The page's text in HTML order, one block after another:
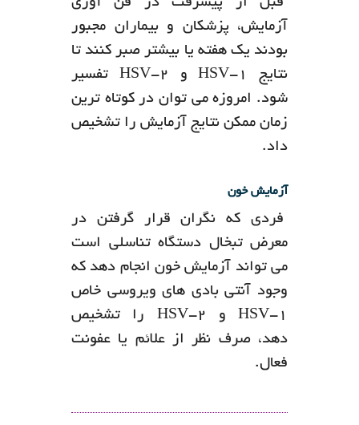
قبل از پیشرفت در فن آوری
آزمایش، پزشکان و بیماران مجبور
بودند یک هفته یا بیشتر صبر کنند تا
نتایج HSV-1 و HSV-2 تفسیر
شود. امروزه می توان در کوتاه ترین
زمان ممکن نتایج آزمایش را تشخیص
داد.
آزمایش خون
فردی که نگران قرار گرفتن در
معرض تبخال دستگاه تناسلی است
می تواند آزمایش خون انجام دهد که
وجود آنتی بادی های ویروسی خاص
HSV-1 و HSV-2 را تشخیص
دهد، صرف نظر از علائم یا عفونت
فعال.